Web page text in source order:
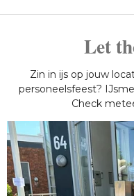
Let
Zin in ijs op jouw
personeelsfeest?
Check